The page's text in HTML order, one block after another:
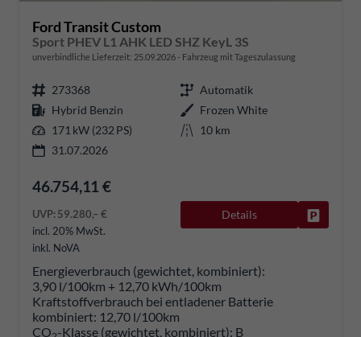
Ford Transit Custom
Sport PHEV L1 AHK LED SHZ KeyL 3S
unverbindliche Lieferzeit: 25.09.2026 Fahrzeug mit Tageszulassung
273368
Automatik
Hybrid Benzin
Frozen White
171 kW (232 PS)
10 km
31.07.2026
46.754,11 €
UVP:59.280,– €
incl. 20% MwSt.
inkl. NoVA
Details
Energieverbrauch (gewichtet, kombiniert):
3,90 l/100km + 12,70 kWh/100km
Kraftstoffverbrauch bei entladener Batterie
kombiniert: 12,70 l/100km
CO -Klasse (gewichtet, kombiniert): B